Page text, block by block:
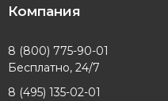
Компания
8 (800) 775-90-01
Бесплатно, 24/7
8 (495) 135-02-01